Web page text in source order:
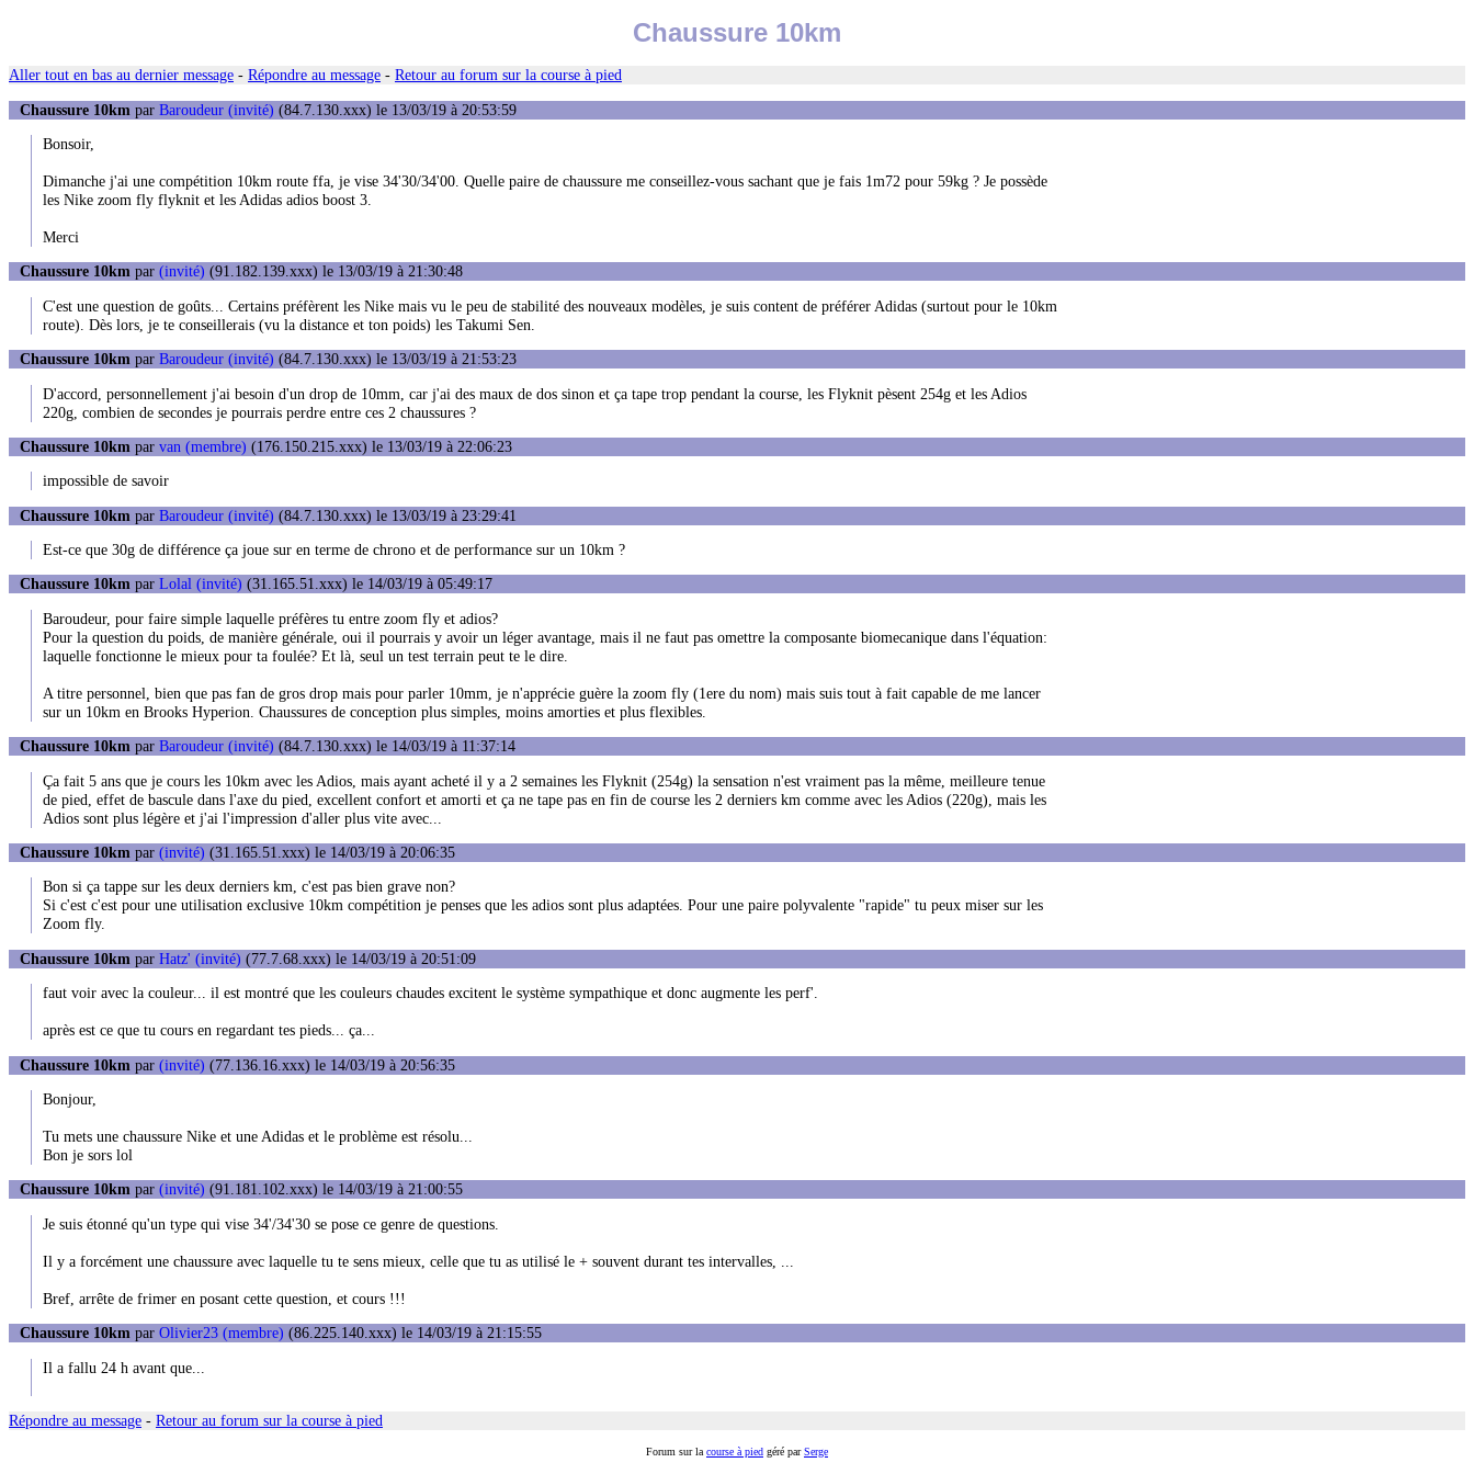
Chaussure 10km
Aller tout en bas au dernier message - Répondre au message - Retour au forum sur la course à pied
Chaussure 10km par Baroudeur (invité) (84.7.130.xxx) le 13/03/19 à 20:53:59
Bonsoir,
Dimanche j'ai une compétition 10km route ffa, je vise 34'30/34'00. Quelle paire de chaussure me conseillez-vous sachant que je fais 1m72 pour 59kg ? Je possède
les Nike zoom fly flyknit et les Adidas adios boost 3.
Merci
Chaussure 10km par (invité) (91.182.139.xxx) le 13/03/19 à 21:30:48
C'est une question de goûts... Certains préfèrent les Nike mais vu le peu de stabilité des nouveaux modèles, je suis content de préférer Adidas (surtout pour le 10km
route). Dès lors, je te conseillerais (vu la distance et ton poids) les Takumi Sen.
Chaussure 10km par Baroudeur (invité) (84.7.130.xxx) le 13/03/19 à 21:53:23
D'accord, personnellement j'ai besoin d'un drop de 10mm, car j'ai des maux de dos sinon et ça tape trop pendant la course, les Flyknit pèsent 254g et les Adios
220g, combien de secondes je pourrais perdre entre ces 2 chaussures ?
Chaussure 10km par van (membre) (176.150.215.xxx) le 13/03/19 à 22:06:23
impossible de savoir
Chaussure 10km par Baroudeur (invité) (84.7.130.xxx) le 13/03/19 à 23:29:41
Est-ce que 30g de différence ça joue sur en terme de chrono et de performance sur un 10km ?
Chaussure 10km par Lolal (invité) (31.165.51.xxx) le 14/03/19 à 05:49:17
Baroudeur, pour faire simple laquelle préfères tu entre zoom fly et adios?
Pour la question du poids, de manière générale, oui il pourrais y avoir un léger avantage, mais il ne faut pas omettre la composante biomecanique dans l'équation:
laquelle fonctionne le mieux pour ta foulée? Et là, seul un test terrain peut te le dire.
A titre personnel, bien que pas fan de gros drop mais pour parler 10mm, je n'apprécie guère la zoom fly (1ere du nom) mais suis tout à fait capable de me lancer
sur un 10km en Brooks Hyperion. Chaussures de conception plus simples, moins amorties et plus flexibles.
Chaussure 10km par Baroudeur (invité) (84.7.130.xxx) le 14/03/19 à 11:37:14
Ça fait 5 ans que je cours les 10km avec les Adios, mais ayant acheté il y a 2 semaines les Flyknit (254g) la sensation n'est vraiment pas la même, meilleure tenue
de pied, effet de bascule dans l'axe du pied, excellent confort et amorti et ça ne tape pas en fin de course les 2 derniers km comme avec les Adios (220g), mais les
Adios sont plus légère et j'ai l'impression d'aller plus vite avec...
Chaussure 10km par (invité) (31.165.51.xxx) le 14/03/19 à 20:06:35
Bon si ça tappe sur les deux derniers km, c'est pas bien grave non?
Si c'est c'est pour une utilisation exclusive 10km compétition je penses que les adios sont plus adaptées. Pour une paire polyvalente "rapide" tu peux miser sur les
Zoom fly.
Chaussure 10km par Hatz' (invité) (77.7.68.xxx) le 14/03/19 à 20:51:09
faut voir avec la couleur... il est montré que les couleurs chaudes excitent le système sympathique et donc augmente les perf'.
après est ce que tu cours en regardant tes pieds... ça...
Chaussure 10km par (invité) (77.136.16.xxx) le 14/03/19 à 20:56:35
Bonjour,
Tu mets une chaussure Nike et une Adidas et le problème est résolu...
Bon je sors lol
Chaussure 10km par (invité) (91.181.102.xxx) le 14/03/19 à 21:00:55
Je suis étonné qu'un type qui vise 34'/34'30 se pose ce genre de questions.
Il y a forcément une chaussure avec laquelle tu te sens mieux, celle que tu as utilisé le + souvent durant tes intervalles, ...
Bref, arrête de frimer en posant cette question, et cours !!!
Chaussure 10km par Olivier23 (membre) (86.225.140.xxx) le 14/03/19 à 21:15:55
Il a fallu 24 h avant que...
Répondre au message - Retour au forum sur la course à pied
Forum sur lacourse à pied géré parSerge